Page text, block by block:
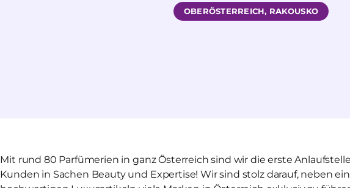
OBERÖSTERREICH, RAKOUSKO
Mit rund 80 Parfümerien in ganz Österreich sind wir die erste
Kunden in Sachen Beauty und Expertise! Wir sind stolz darauf, neben